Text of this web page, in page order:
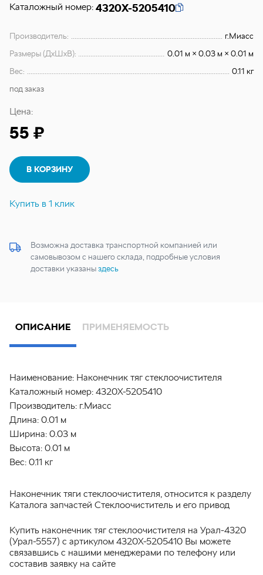
Каталожный номер: 4320Х-5205410
Производитель:
г.Миасс
Размеры (ДхШхВ):
0.01 м × 0.03 м × 0.01 м
Вес:
0.11 кг
под заказ
Цена:
55 ₽
В КОРЗИНУ
Купить в 1 клик
Возможна доставка транспортной компанией или
самовывозом с нашего склада, подробные условия
доставки указаныздесь
ОПИСАНИЕ ПРИМЕНЯЕМОСТЬ
Наименование: Наконечник тяг стеклоочистителя
Каталожный номер: 4320Х-5205410
Производитель: г.Миасс
Длина: 0.01 м
Ширина: 0.03 м
Высота: 0.01 м
Вес: 0.11 кг
Наконечник тяги стеклоочистителя, относится к разделу
Каталога запчастей Стеклоочиститель и его привод
Купить наконечник тяг стеклоочистителя на Урал-4320
(Урал-5557) с артикулом 4320Х-5205410 Вы можете
связавшись с нашими менеджерами по телефону или
составив заявку на сайте